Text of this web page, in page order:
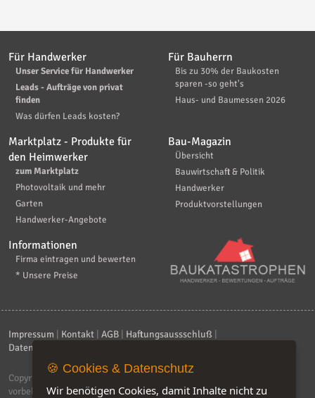
Für Handwerker
Unser Service für Handwerker
Leads - Aufträge von privat
finden
Was dürfen Leads kosten?
Für Bauherrn
Bis zu 30% der Baukosten
sparen -so geht's
Haus- und Baumessen 2026
Marktplatz - Produkte für
den Heimwerker
zum Marktplatz
Photovoltaik und mehr
Garten
Handwerker-Angebote
Bau-Magazin
Übersicht
Bauwirtschaft & Politik
Handwerker
Produktvorstellungen
Informationen
Firma eintragen und bewerten
* Unsere Preise
Impressum Kontakt AGB Haftungsaussschluß
Datenschutzerklärung
Copyright © 2026
vorbehalten.
🍪 Cookies & Datenschutz
Wir benötigen Cookies, damit Inhalte nicht zu